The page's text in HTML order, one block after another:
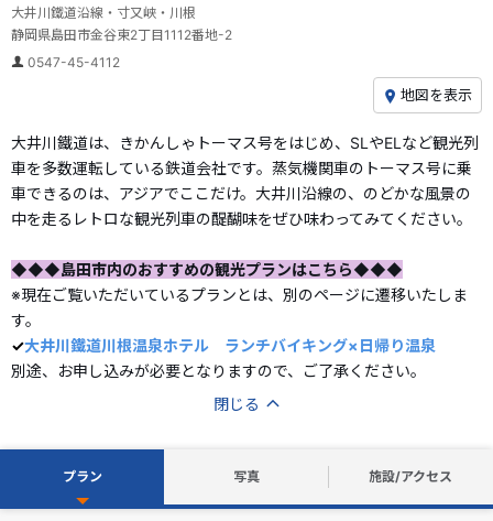
大井川鐵道沿線・寸又峡・川根
静岡県島田市金谷東2丁目1112番地-2
0547-45-4112
地図を表示
閉じる
大井川鐵道は、きかんしゃトーマス号をはじめ、SLやELなど観光列
車を多数運転している鉄道会社です。蒸気機関車のトーマス号に乗
車できるのは、アジアでここだけ。大井川沿線の、のどかな風景の
中を走るレトロな観光列車の醍醐味をぜひ味わってみてください。
◆◆◆島田市内のおすすめの観光プランはこちら◆◆◆
※現在ご覧いただいているプランとは、別のページに遷移いたしま
す。
✓大井川鐵道川根温泉ホテル ランチバイキング×日帰り温泉
別途、お申し込みが必要となりますので、ご了承ください。
プラン 写真 施設/アクセス